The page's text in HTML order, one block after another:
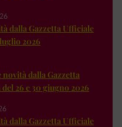
dalla Gazzetta Ufficiale
2026
dalla Gazzetta
26 e 30 giugno 2026
dalla Gazzetta Ufficiale